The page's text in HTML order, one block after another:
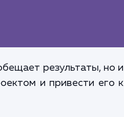
результаты, но и
и привести его к